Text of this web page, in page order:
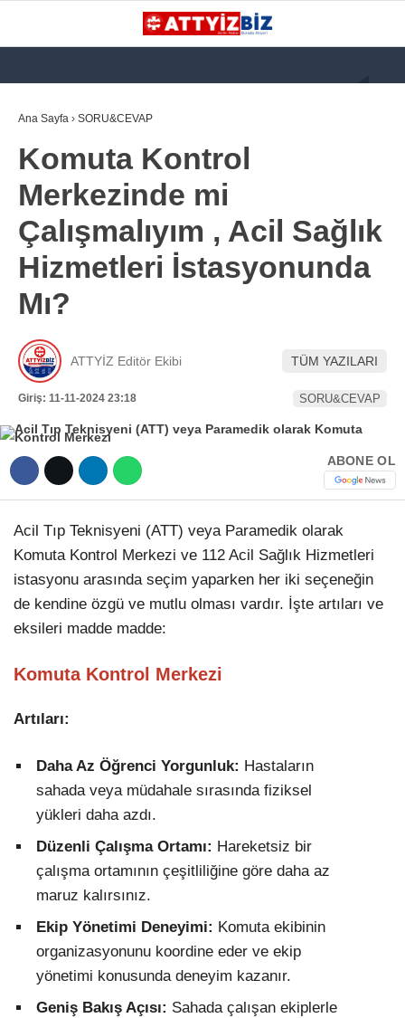
WhatsApp İhbar
Telegram
KATEGORİLER
GÜNDEM
112 ACİL
KPSS
ATT
STK
İLANLAR
TERCİH ROBOTU
Ana Sayfa › SORU&CEVAP
Komuta Kontrol
Merkezinde mi
Çalışmalıyım , Acil Sağlık
Hizmetleri İstasyonunda
Mı?
ATTYİZ Editör Ekibi TÜM YAZILARI
Giriş: 11-11-2024 23:18 SORU&CEVAP
ABONE OL
Acil Tıp Teknisyeni (ATT) veya Paramedik olarak
Komuta Kontrol Merkezi ve 112 Acil Sağlık Hizmetleri
istasyonu arasında seçim yaparken her iki seçeneğin
de kendine özgü ve mutlu olması vardır. İşte artıları ve
eksileri madde madde:
Komuta Kontrol Merkezi
Artıları:
Daha Az Öğrenci Yorgunluk: Hastaların
sahada veya müdahale sırasında fiziksel
yükleri daha azdı.
Düzenli Çalışma Ortamı: Hareketsiz bir
çalışma ortamının çeşitliliğine göre daha az
maruz kalırsınız.
Ekip Yönetimi Deneyimi: Komuta ekibinin
organizasyonunu koordine eder ve ekip
yönetimi konusunda deneyim kazanır.
Geniş Bakış Açısı: Sahada çalışan ekiplerle